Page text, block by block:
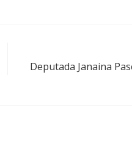
Deputada Janaina